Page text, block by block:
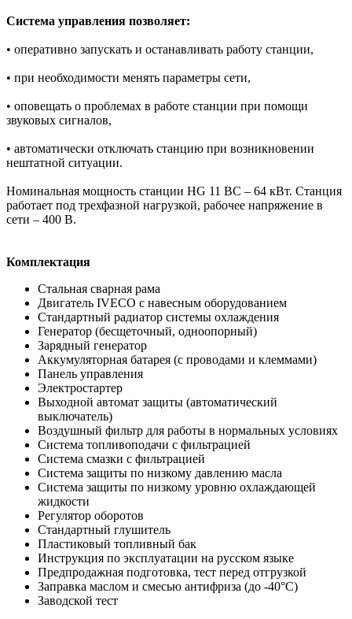
Система управления позволяет:
• оперативно запускать и останавливать работу станции,
• при необходимости менять параметры сети,
• оповещать о проблемах в работе станции при помощи
звуковых сигналов,
• автоматически отключать станцию при возникновении
нештатной ситуации.
Номинальная мощность станции HG 11 BC – 64 кВт. Станция
работает под трехфазной нагрузкой, рабочее напряжение в
сети – 400 В.
Комплектация
Стальная сварная рама
Двигатель IVECO с навесным оборудованием
Стандартный радиатор системы охлаждения
Генератор (бесщеточный, одноопорный)
Зарядный генератор
Аккумуляторная батарея (с проводами и клеммами)
Панель управления
Электростартер
Выходной автомат защиты (автоматический
выключатель)
Воздушный фильтр для работы в нормальных условиях
Система топливоподачи с фильтрацией
Система смазки с фильтрацией
Система защиты по низкому давлению масла
Система защиты по низкому уровню охлаждающей
жидкости
Регулятор оборотов
Стандартный глушитель
Пластиковый топливный бак
Инструкция по эксплуатации на русском языке
Предпродажная подготовка, тест перед отгрузкой
Заправка маслом и смесью антифриза (до -40°С)
Заводской тест